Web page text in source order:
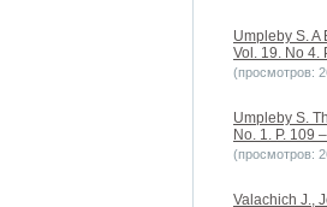
Umpleby S.
Vol. 19. No 4.
(просмотров:
Umpleby S.
No. 1. P. 109
(просмотров:
Valachich J.,